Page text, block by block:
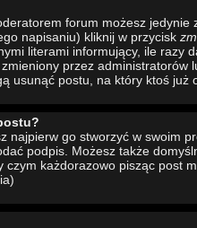
forum możesz jedynie
napisaniu) kliknij w przycisk
literami informujący, ile razy
przez
usunąć postu, na który ktoś już
najpierw go stworzyć w swoim
podpis. Możesz także
każdorazowo pisząc post